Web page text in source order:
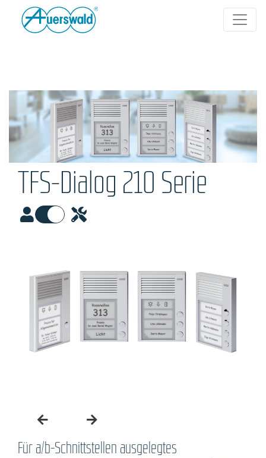
TFS-Dialog 210 Serie
Für a/b-Schnittstellen ausgelegtes